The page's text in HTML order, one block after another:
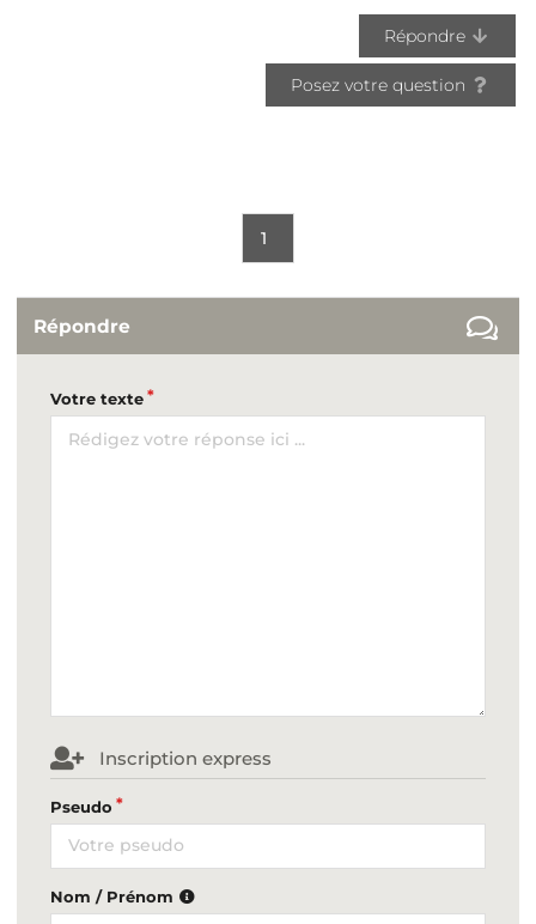
Répondre
Posez votre question
1
Répondre
Votre texte
Inscription express
Pseudo
Nom / Prénom